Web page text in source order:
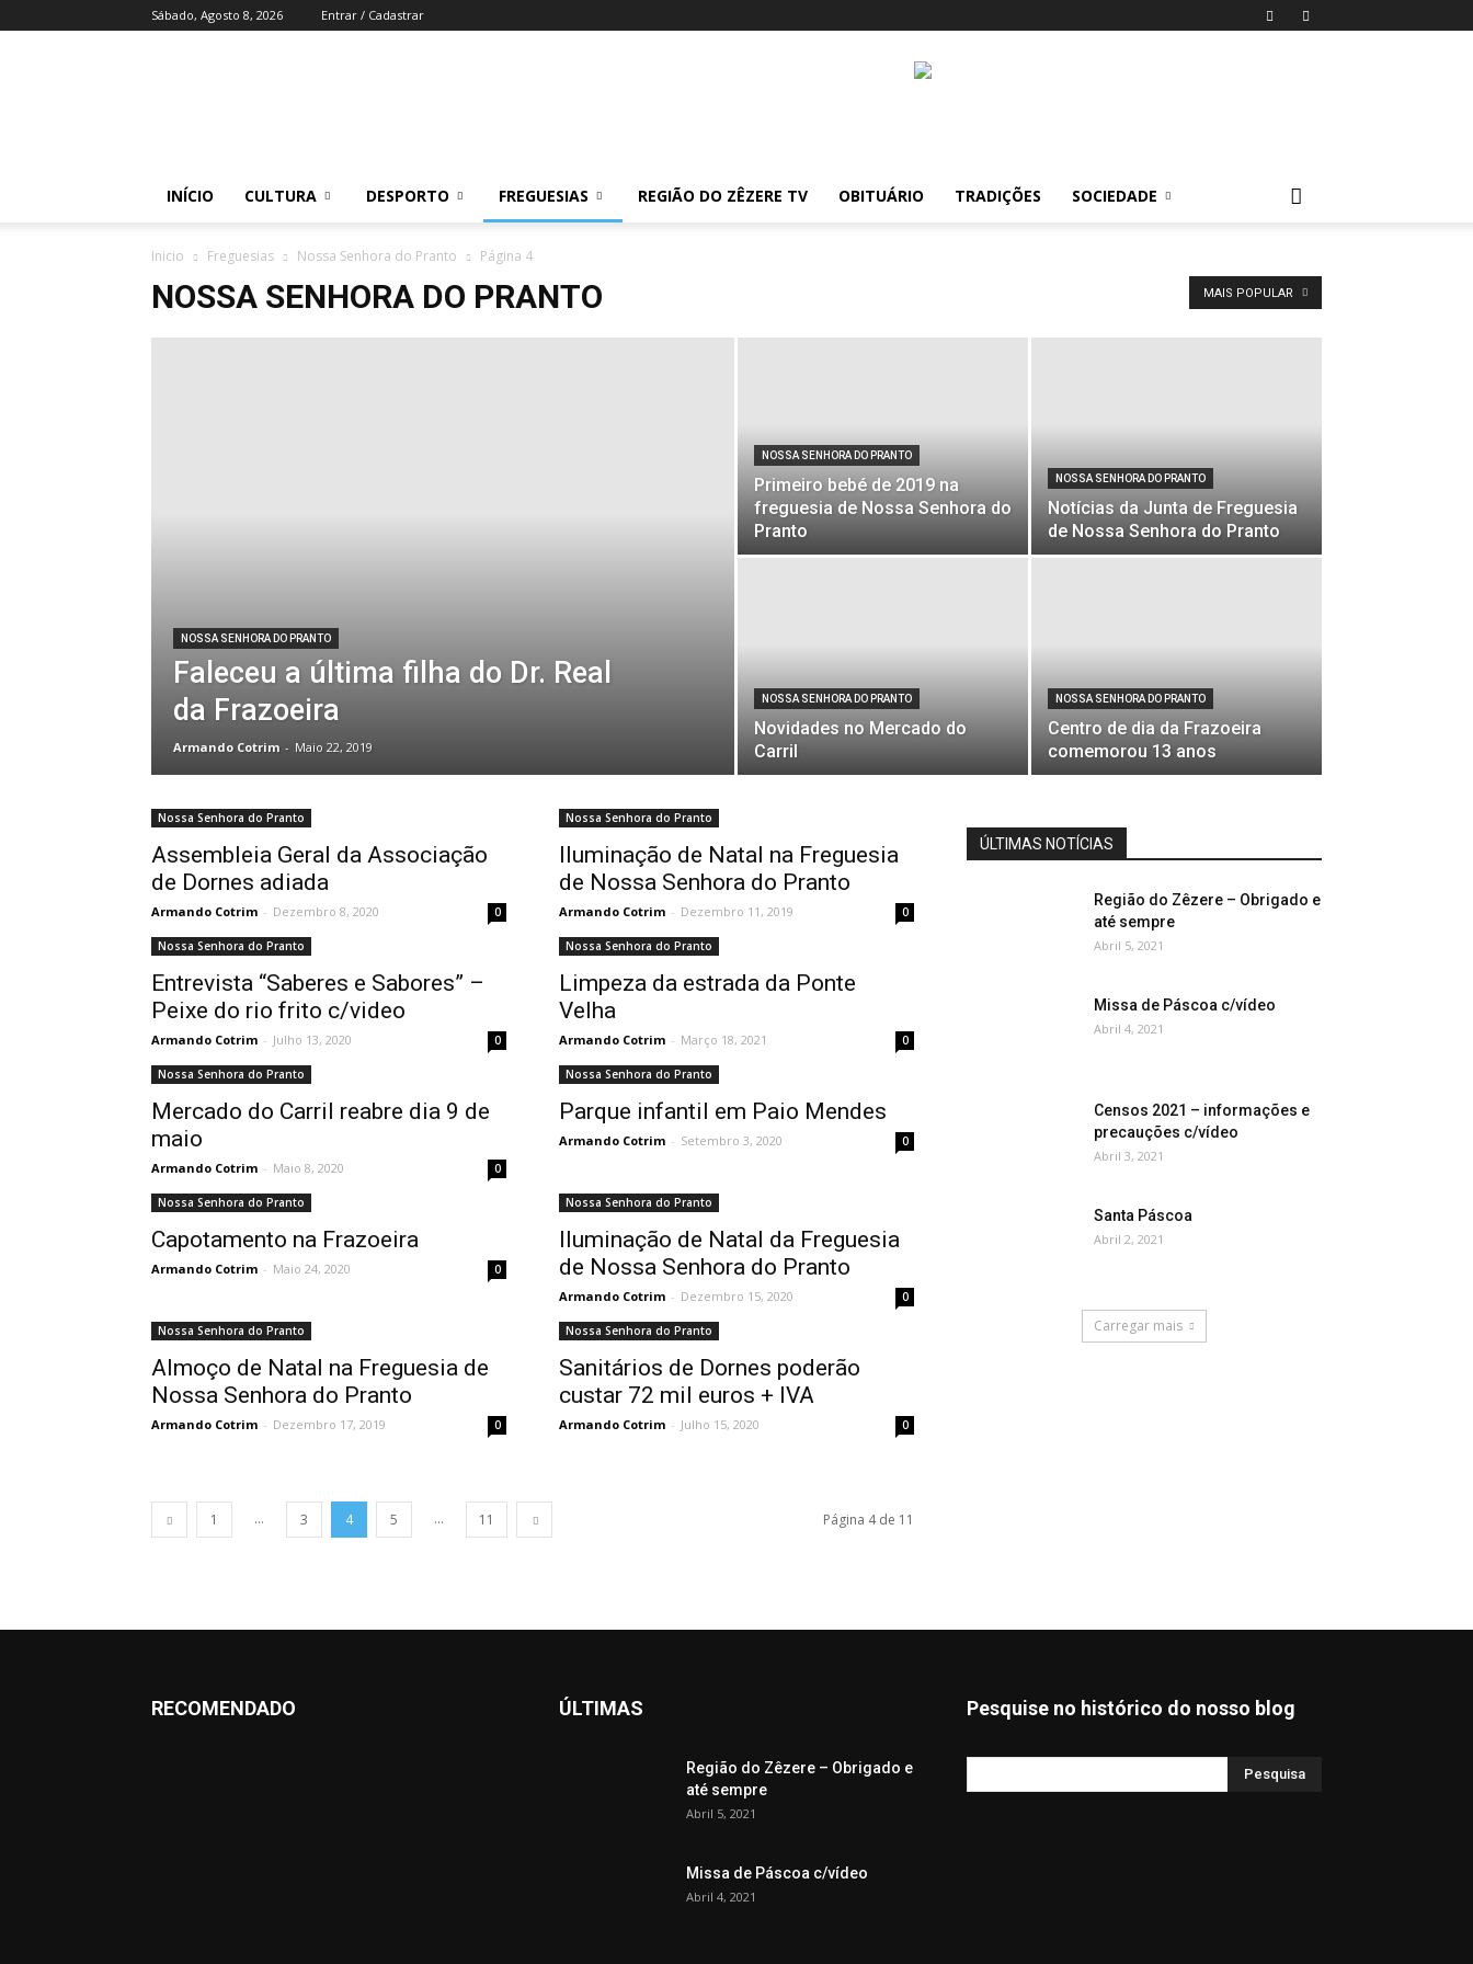
Sábado, Agosto 8, 2026 Entrar / Cadastrar
INÍCIO CULTURA DESPORTO FREGUESIAS REGIÃO DO ZÊZERE TV OBITUÁRIO TRADIÇÕES SOCIEDADE
Inicio Freguesias Nossa Senhora do Pranto Página 4
NOSSA SENHORA DO PRANTO MAIS POPULAR
NOSSA SENHORA DO PRANTO
Faleceu a última filha do Dr. Real
da Frazoeira
Armando Cotrim - Maio 22, 2019
NOSSA SENHORA DO PRANTO
Primeiro bebé de 2019 na
freguesia de Nossa Senhora do
Pranto
NOSSA SENHORA DO PRANTO
Notícias da Junta de Freguesia
de Nossa Senhora do Pranto
NOSSA SENHORA DO PRANTO
Novidades no Mercado do
Carril
NOSSA SENHORA DO PRANTO
Centro de dia da Frazoeira
comemorou 13 anos
Nossa Senhora do Pranto
Assembleia Geral da Associação
de Dornes adiada
Armando Cotrim - Dezembro 8, 2020 0
Nossa Senhora do Pranto
Iluminação de Natal na Freguesia
de Nossa Senhora do Pranto
Armando Cotrim - Dezembro 11, 2019 0
Nossa Senhora do Pranto
Entrevista “Saberes e Sabores” –
Peixe do rio frito c/video
Armando Cotrim - Julho 13, 2020 0
Nossa Senhora do Pranto
Limpeza da estrada da Ponte
Velha
Armando Cotrim - Março 18, 2021 0
Nossa Senhora do Pranto
Mercado do Carril reabre dia 9 de
maio
Armando Cotrim - Maio 8, 2020 0
Nossa Senhora do Pranto
Parque infantil em Paio Mendes
Armando Cotrim - Setembro 3, 2020 0
Nossa Senhora do Pranto
Capotamento na Frazoeira
Armando Cotrim - Maio 24, 2020 0
Nossa Senhora do Pranto
Iluminação de Natal da Freguesia
de Nossa Senhora do Pranto
Armando Cotrim - Dezembro 15, 2020 0
Nossa Senhora do Pranto
Almoço de Natal na Freguesia de
Nossa Senhora do Pranto
Armando Cotrim - Dezembro 17, 2019 0
Nossa Senhora do Pranto
Sanitários de Dornes poderão
custar 72 mil euros + IVA
Armando Cotrim - Julho 15, 2020 0
1 ... 3 4 5 ... 11 Página 4 de 11
ÚLTIMAS NOTÍCIAS
Região do Zêzere – Obrigado e
até sempre
Abril 5, 2021
Missa de Páscoa c/vídeo
Abril 4, 2021
Censos 2021 – informações e
precauções c/vídeo
Abril 3, 2021
Santa Páscoa
Abril 2, 2021
Carregar mais
RECOMENDADO ÚLTIMAS
Região do Zêzere – Obrigado e
até sempre
Abril 5, 2021
Missa de Páscoa c/vídeo
Abril 4, 2021
Pesquise no histórico do nosso blog